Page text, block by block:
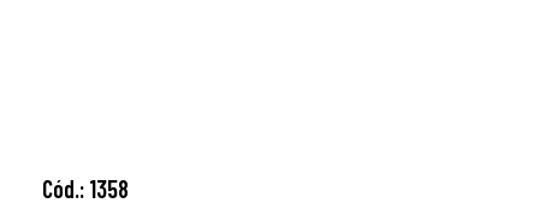
Cód.: 1358
Adicionar ao carrinho